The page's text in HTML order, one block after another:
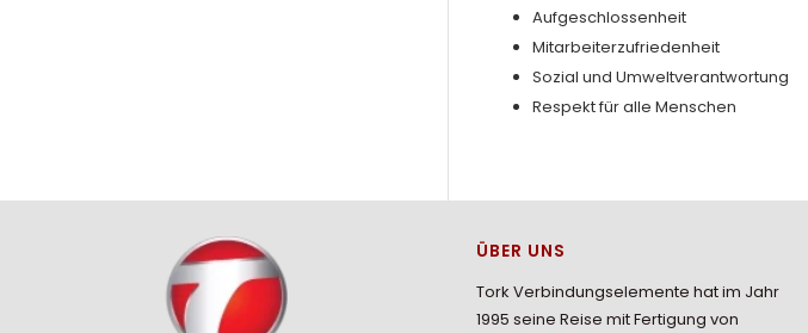
Aufgeschlossenheit
Mitarbeiterzufriedenheit
Sozial und Umweltverantwortung
Respekt für alle Menschen
ÜBER UNS
Tork Verbindungselemente hat im Jahr
1995 seine Reise mit Fertigung von